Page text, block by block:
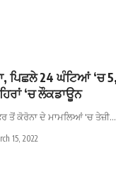
ਪਿਛਲੇ 24 ਘੰਟਿਆਂ ‘ਚ
‘ਚ ਲੌਕਡਾਊਨ
ਤੋਂ ਕੋਰੋਨਾ ਦੇ ਮਾਮਲਿਆਂ 'ਚ ਤੇਜ਼ੀ…
15, 2022